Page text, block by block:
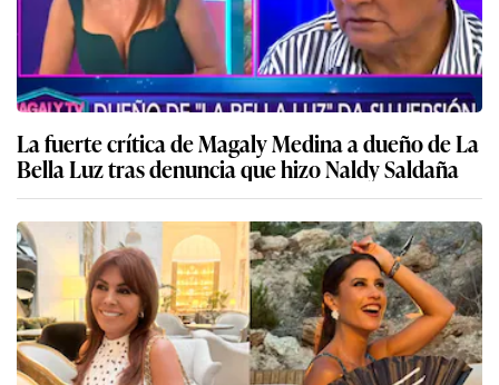
La fuerte crítica de Magaly Medina a dueño de La
Bella Luz tras denuncia que hizo Naldy Saldaña